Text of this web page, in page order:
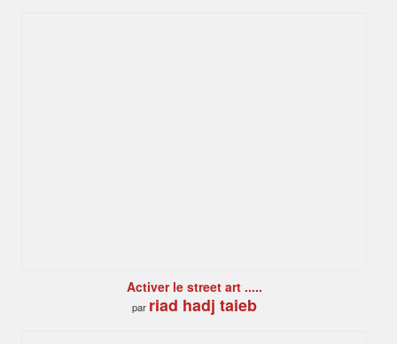
Activer le street art .....
par riad hadj taieb